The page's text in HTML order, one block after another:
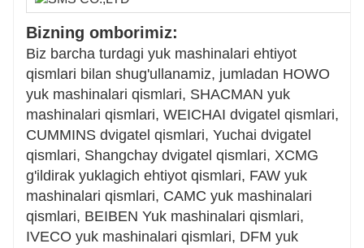
Bizning omborimiz:
Biz barcha turdagi yuk mashinalari ehtiyot
qismlari bilan shug'ullanamiz, jumladan HOWO
yuk mashinalari qismlari, SHACMAN yuk
mashinalari qismlari, WEICHAI dvigatel qismlari,
CUMMINS dvigatel qismlari, Yuchai dvigatel
qismlari, Shangchay dvigatel qismlari, XCMG
g'ildirak yuklagich ehtiyot qismlari, FAW yuk
mashinalari qismlari, CAMC yuk mashinalari
qismlari, BEIBEN Yuk mashinalari qismlari,
IVECO yuk mashinalari qismlari, DFM yuk